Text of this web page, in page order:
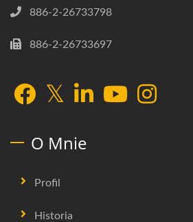
886-2-26733798
886-2-26733697
O Mnie
Profil
Historia